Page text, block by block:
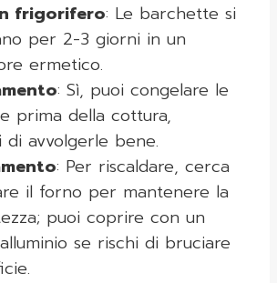
frigorifero: Le barchette si
per 2-3 giorni in un
ermetico.
: Sì, puoi congelare le
prima della cottura,
di avvolgerle bene.
: Per riscaldare, cerca
il forno per mantenere la
puoi coprire con un
se rischi di bruciare